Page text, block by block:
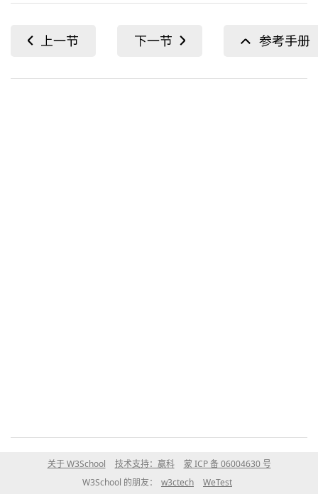
关于 W3School 技术支持：赢科
蒙 ICP 备 06004630 号
W3School 的朋友：
w3ctech WeTest